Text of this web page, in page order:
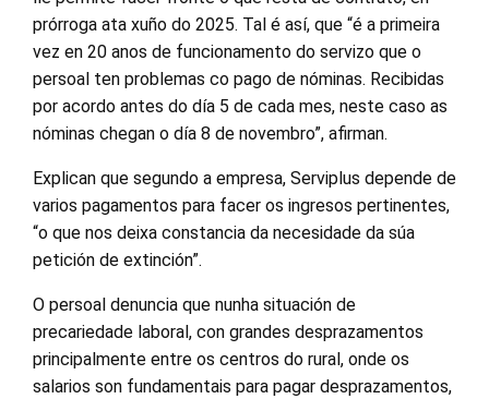
prórroga ata xuño do 2025. Tal é así, que “é a primeira
vez en 20 anos de funcionamento do servizo que o
persoal ten problemas co pago de nóminas. Recibidas
por acordo antes do día 5 de cada mes, neste caso as
nóminas chegan o día 8 de novembro”, afirman.
Explican que segundo a empresa, Serviplus depende de
varios pagamentos para facer os ingresos pertinentes,
“o que nos deixa constancia da necesidade da súa
petición de extinción”.
O persoal denuncia que nunha situación de
precariedade laboral, con grandes desprazamentos
principalmente entre os centros do rural, onde os
salarios son fundamentais para pagar desprazamentos,